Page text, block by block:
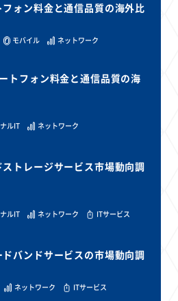
ォン料金と通信品質の海外比
モバイル ネットワーク
トフォン料金と通信品質の海
ルIT
ネットワーク
トレージサービス市場動向調
ルIT ネットワーク
ITサービス
バンドサービスの市場動向調
ネットワーク
ITサービス